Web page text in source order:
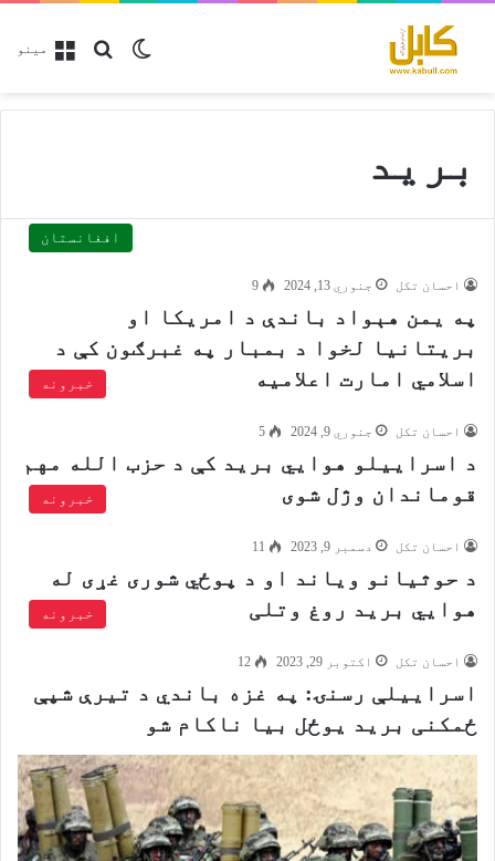
مینو پلټل
Switch skin
برید
افغانستان
احسان تکل جنوري 13, 2024 9
په یمن هېواد باندې د امریکا او
بریتانیا لخوا د بمبار په غبرګون کې د
اسلامي امارت اعلامیه
خبرونه
احسان تکل جنوري 9, 2024 5
د اسراییلو هوایي برید کې د حزب الله مهم
قوماندان وژل شوی
خبرونه
احسان تکل دسمبر 9, 2023 11
د حوثیانو ویاند او د پوځي شوری غړی له
هوایي برید روغ وتلی
خبرونه
احسان تکل اکتوبر 29, 2023 12
اسراییلې رسنۍ: په غزه باندي د تیرې شپې
ځمکنی برید یوځل بیا ناکام شو